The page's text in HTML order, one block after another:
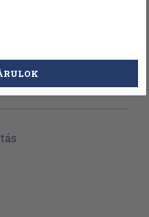
Válasszon példányt